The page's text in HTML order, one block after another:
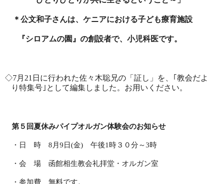
＊公文和子さんは、ケニアにおける子ども療育施設
『シロアムの園』の創設者で、小児科医です。
◇7月 21 日に行われた佐々木聡兄の「証し」を、｢教会だよ
り特集号｣として編集しました。お用いください。
第５回夏休みパイプオルガン体験会のお知らせ
・日 時 8 月 9 日(金)午後1 時３０分～3時
・会 場 函館相生教会礼拝堂・オルガン室
・参加費 無料です。